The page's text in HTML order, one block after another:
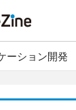
ーション開発